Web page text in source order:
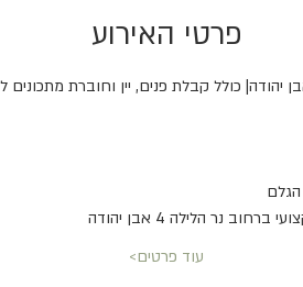
פרטי האירוע
יהודה| כולל קבלת פנים, יין וחוברת
עוד פרטים>